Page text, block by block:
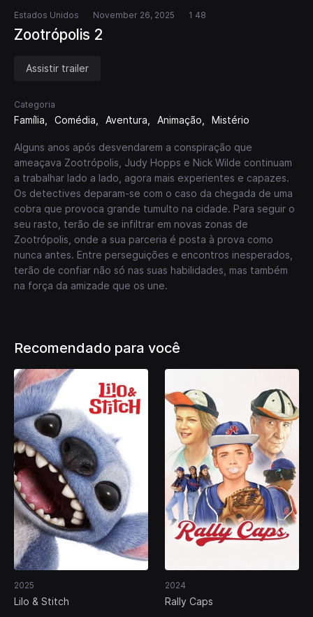
Estados Unidos November 26, 2025 1 48
Zootrópolis 2
Assistir trailer
Categoria
Família Comédia Aventura Animação Mistério
Alguns anos após desvendarem a conspiração que
ameaçava Zootrópolis, Judy Hopps e Nick Wilde continuam
a trabalhar lado a lado, agora mais experientes e capazes.
Os detectives deparam-se com o caso da chegada de uma
cobra que provoca grande tumulto na cidade. Para seguir o
seu rasto, terão de se infiltrar em novas zonas de
Zootrópolis, onde a sua parceria é posta à prova como
nunca antes. Entre perseguições e encontros inesperados,
terão de confiar não só nas suas habilidades, mas também
na força da amizade que os une.
Recomendado para você
2025
Lilo & Stitch
2024
Rally Caps